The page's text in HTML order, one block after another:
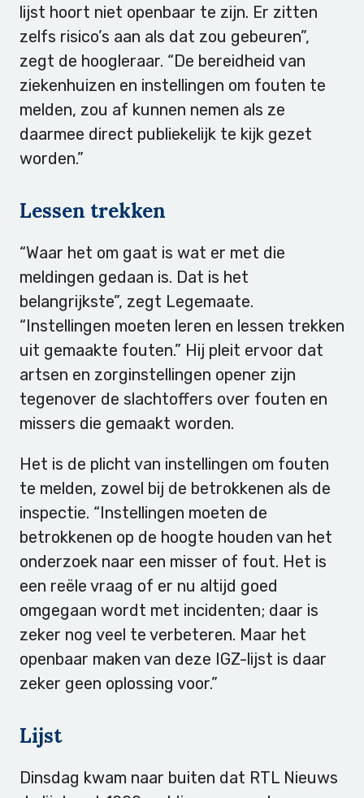
lijst hoort niet openbaar te zijn. Er zitten
zelfs risico’s aan als dat zou gebeuren”,
zegt de hoogleraar. “De bereidheid van
ziekenhuizen en instellingen om fouten te
melden, zou af kunnen nemen als ze
daarmee direct publiekelijk te kijk gezet
worden.”
Lessen trekken
“Waar het om gaat is wat er met die
meldingen gedaan is. Dat is het
belangrijkste”, zegt Legemaate.
“Instellingen moeten leren en lessen trekken
uit gemaakte fouten.” Hij pleit ervoor dat
artsen en zorginstellingen opener zijn
tegenover de slachtoffers over fouten en
missers die gemaakt worden.
Het is de plicht van instellingen om fouten
te melden, zowel bij de betrokkenen als de
inspectie. “Instellingen moeten de
betrokkenen op de hoogte houden van het
onderzoek naar een misser of fout. Het is
een reële vraag of er nu altijd goed
omgegaan wordt met incidenten; daar is
zeker nog veel te verbeteren. Maar het
openbaar maken van deze IGZ-lijst is daar
zeker geen oplossing voor.”
Lijst
Dinsdag kwam naar buiten dat RTL Nieuws